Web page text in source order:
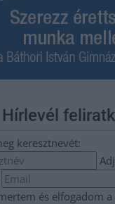
Hírlevél
keresztnevét:
és elfogadom a